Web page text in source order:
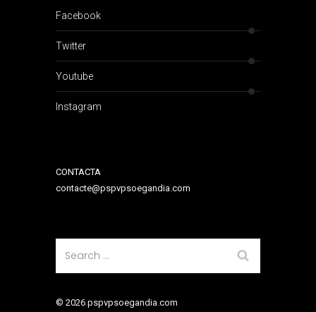
Facebook
Twitter
Youtube
Instagram
CONTACTA
contacte@pspvpsoegandia.com
© 2026 pspvpsoegandia.com